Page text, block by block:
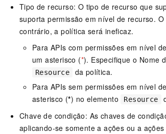
Tipo de recurso: O tipo de recurso que
suporta permissão em nível de recurso.
contrário, a política será ineficaz.
Para APIs com permissões em nível
um asterisco (*). Especifique o Nome
Resource
da política.
Para APIs sem permissões em nível
asterisco (*) no elemento Resource
Chave de condição: As chaves de
aplicando-se somente a ações ou a